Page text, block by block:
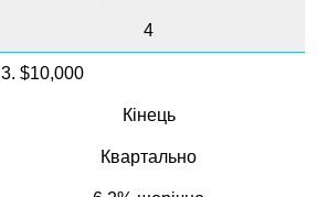
4
3. $10,000
Кінець
Квартально